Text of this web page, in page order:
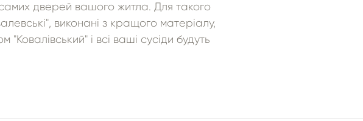
дверей вашого житла. Для такого
виконані з кращого матеріалу,
і всі ваші сусіди будуть